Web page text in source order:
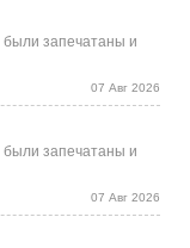
запечатаны и
07 Авг 2026
запечатаны и
07 Авг 2026